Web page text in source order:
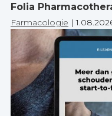
Folia
Farmacologie |